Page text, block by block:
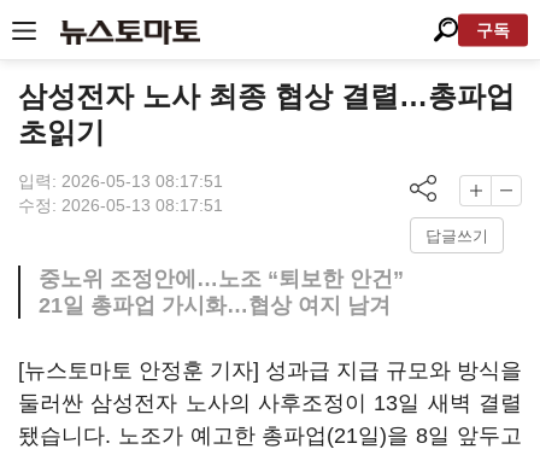
구독
삼성전자 노사 최종 협상 결렬…총파업
초읽기
입력: 2026-05-13 08:17:51
수정: 2026-05-13 08:17:51
답글쓰기
중노위 조정안에…노조 “퇴보한 안건”
21일 총파업 가시화…협상 여지 남겨
[뉴스토마토 안정훈 기자] 성과급 지급 규모와 방식을
둘러싼 삼성전자 노사의 사후조정이 13일 새벽 결렬
됐습니다. 노조가 예고한 총파업(21일)을 8일 앞두고